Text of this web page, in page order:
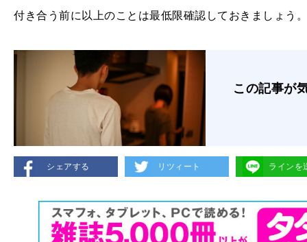
付き合う前に以上のことは最低限確認しておきましょう。
この記事が
シェアする リツィート ラインを